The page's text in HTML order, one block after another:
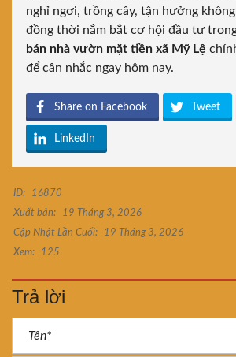
nghỉ ngơi, trồng cây, tận hưởng
đồng thời nắm bắt cơ hội đầu tư
bán nhà vườn mặt tiền xã Mỹ Lệ
để cân nhắc ngay hôm nay.
Share on Facebook Tweet
LinkedIn
ID:
16870
Xuất bản:
19 Tháng 3, 2026
Cập Nhật Lần Cuối:
19 Tháng 3, 2026
Xem:
125
Trả lời